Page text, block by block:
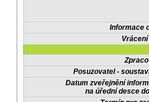
Informace
Posuzovatel -
Datum zveřejnění
na úřední desce